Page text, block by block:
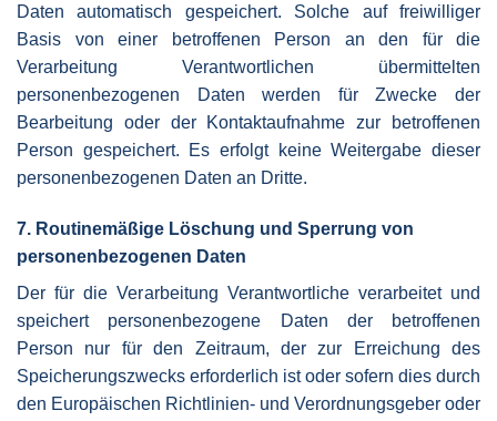
Daten automatisch gespeichert. Solche auf freiwilliger
Basis von einer betroffenen Person an den für die
Verarbeitung Verantwortlichen übermittelten
personenbezogenen Daten werden für Zwecke der
Bearbeitung oder der Kontaktaufnahme zur betroffenen
Person gespeichert. Es erfolgt keine Weitergabe dieser
personenbezogenen Daten an Dritte.
7. Routinemäßige Löschung und Sperrung von
personenbezogenen Daten
Der für die Verarbeitung Verantwortliche verarbeitet und
speichert personenbezogene Daten der betroffenen
Person nur für den Zeitraum, der zur Erreichung des
Speicherungszwecks erforderlich ist oder sofern dies durch
den Europäischen Richtlinien- und Verordnungsgeber oder